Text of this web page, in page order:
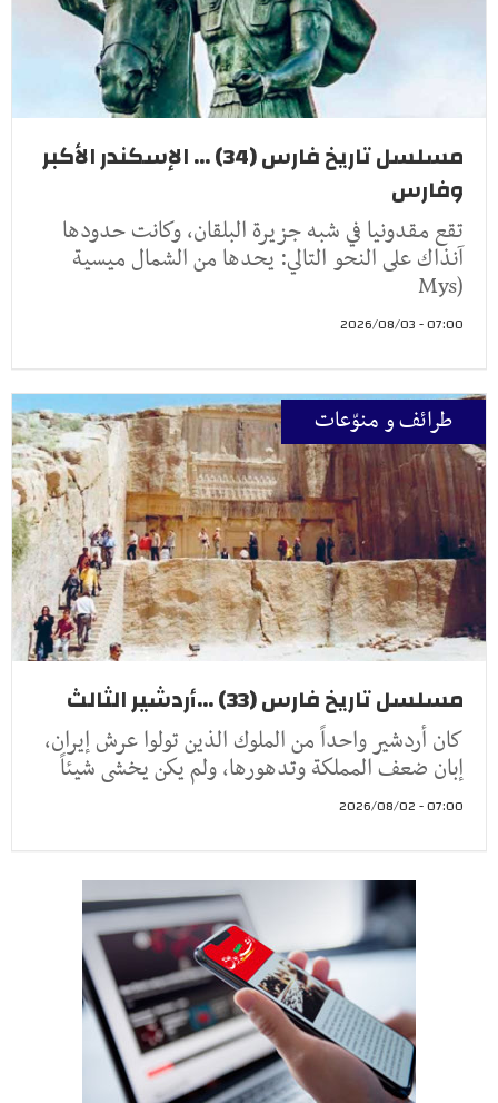
مسلسل تاريخ فارس (34) ... الإسكندر الأكبر
وفارس
تقع مقدونيا في شبه جزيرة البلقان، وكانت حدودها
آنذاك على النحو التالي: يحدها من الشمال ميسية
(Mys
07:00 - 2026/08/03
طرائف و منوّعات
مسلسل تاريخ فارس (33) ...أردشير الثالث
كان أردشير واحداً من الملوك الذين تولوا عرش إيران،
إبان ضعف المملكة وتدهورها، ولم يكن يخشى شيئاً
07:00 - 2026/08/02